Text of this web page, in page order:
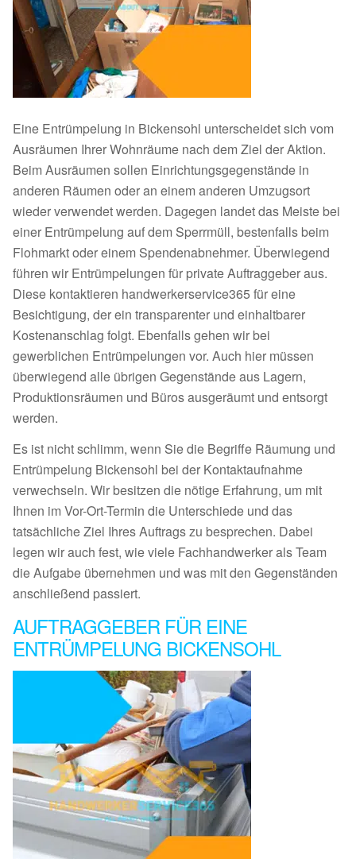
Eine Entrümpelung in Bickensohl unterscheidet sich vom
Ausräumen Ihrer Wohnräume nach dem Ziel der Aktion.
Beim Ausräumen sollen Einrichtungsgegenstände in
anderen Räumen oder an einem anderen Umzugsort
wieder verwendet werden. Dagegen landet das Meiste bei
einer Entrümpelung auf dem Sperrmüll, bestenfalls beim
Flohmarkt oder einem Spendenabnehmer. Überwiegend
führen wir Entrümpelungen für private Auftraggeber aus.
Diese kontaktieren handwerkerservice365 für eine
Besichtigung, der ein transparenter und einhaltbarer
Kostenanschlag folgt. Ebenfalls gehen wir bei
gewerblichen Entrümpelungen vor. Auch hier müssen
überwiegend alle übrigen Gegenstände aus Lagern,
Produktionsräumen und Büros ausgeräumt und entsorgt
werden.
Es ist nicht schlimm, wenn Sie die Begriffe Räumung und
Entrümpelung Bickensohl bei der Kontaktaufnahme
verwechseln. Wir besitzen die nötige Erfahrung, um mit
Ihnen im Vor-Ort-Termin die Unterschiede und das
tatsächliche Ziel Ihres Auftrags zu besprechen. Dabei
legen wir auch fest, wie viele Fachhandwerker als Team
die Aufgabe übernehmen und was mit den Gegenständen
anschließend passiert.
AUFTRAGGEBER FÜR EINE
ENTRÜMPELUNG BICKENSOHL